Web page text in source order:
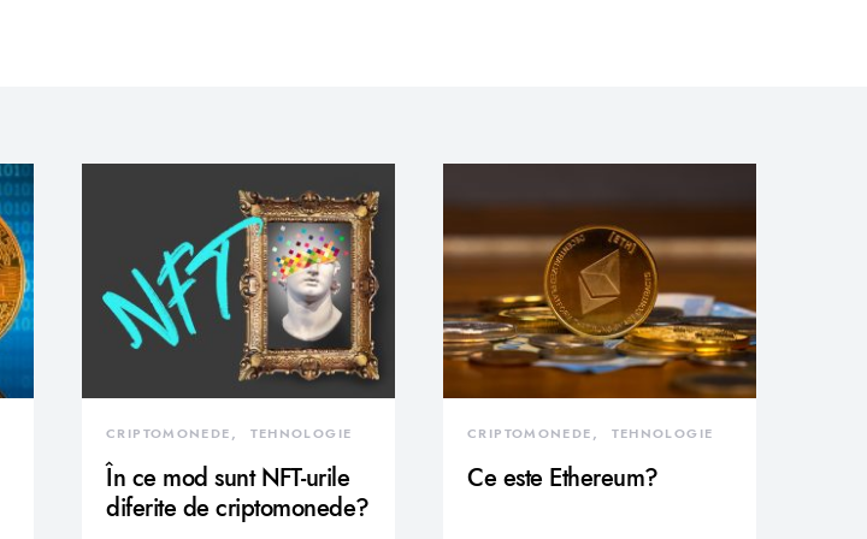
CRIPTOMONEDE TEHNOLOGIE
În ce mod sunt NFT-urile
diferite de criptomonede?
CRIPTOMONEDE TEHNOLOGIE
Ce este Ethereum?